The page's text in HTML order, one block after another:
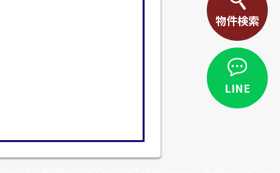
物件検索
LINE